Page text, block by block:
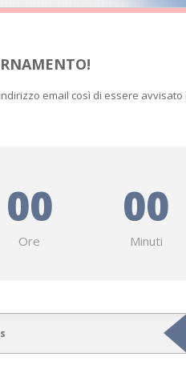
email così di essere
00
Ore
00
Minuti